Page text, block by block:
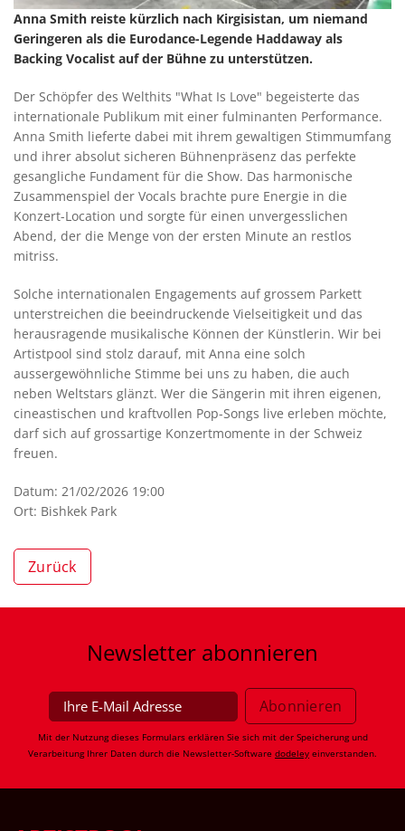
Anna Smith reiste kürzlich nach Kirgisistan, um niemand
Geringeren als die Eurodance-Legende Haddaway als
Backing Vocalist auf der Bühne zu unterstützen.
Der Schöpfer des Welthits "What Is Love" begeisterte das
internationale Publikum mit einer fulminanten Performance.
Anna Smith lieferte dabei mit ihrem gewaltigen Stimmumfang
und ihrer absolut sicheren Bühnenpräsenz das perfekte
gesangliche Fundament für die Show. Das harmonische
Zusammenspiel der Vocals brachte pure Energie in die
Konzert-Location und sorgte für einen unvergesslichen
Abend, der die Menge von der ersten Minute an restlos
mitriss.
Solche internationalen Engagements auf grossem Parkett
unterstreichen die beeindruckende Vielseitigkeit und das
herausragende musikalische Können der Künstlerin. Wir bei
Artistpool sind stolz darauf, mit Anna eine solch
aussergewöhnliche Stimme bei uns zu haben, die auch
neben Weltstars glänzt. Wer die Sängerin mit ihren eigenen,
cineastischen und kraftvollen Pop-Songs live erleben möchte,
darf sich auf grossartige Konzertmomente in der Schweiz
freuen.
Datum: 21/02/2026 19:00
Ort: Bishkek Park
Zurück
Newsletter abonnieren
Mit der Nutzung dieses Formulars erklären Sie sich mit der Speicherung und
Verarbeitung Ihrer Daten durch die Newsletter-Software dodeley einverstanden.